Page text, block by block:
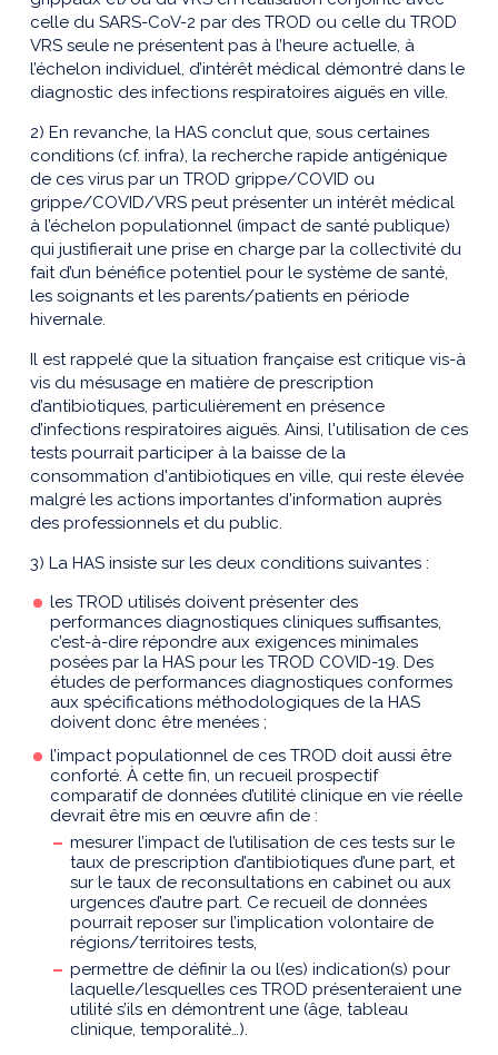
celle du SARS-CoV-2 par des TROD ou celle du TROD
VRS seule ne présentent pas à l’heure actuelle, à
l’échelon individuel, d’intérêt médical démontré dans le
diagnostic des infections respiratoires aiguës en ville.
2) En revanche, la HAS conclut que, sous certaines
conditions (cf. infra), la recherche rapide antigénique
de ces virus par un TROD grippe/COVID ou
grippe/COVID/VRS peut présenter un intérêt médical
à l’échelon populationnel (impact de santé publique)
qui justifierait une prise en charge par la collectivité du
fait d’un bénéfice potentiel pour le système de santé,
les soignants et les parents/patients en période
hivernale.
Il est rappelé que la situation française est critique vis-à
vis du mésusage en matière de prescription
d’antibiotiques, particulièrement en présence
d’infections respiratoires aiguës. Ainsi, l'utilisation de ces
tests pourrait participer à la baisse de la
consommation d'antibiotiques en ville, qui reste élevée
malgré les actions importantes d'information auprès
des professionnels et du public.
3) La HAS insiste sur les deux conditions suivantes :
les TROD utilisés doivent présenter des
performances diagnostiques cliniques suffisantes,
c’est-à-dire répondre aux exigences minimales
posées par la HAS pour les TROD COVID-19. Des
études de performances diagnostiques conformes
aux spécifications méthodologiques de la HAS
doivent donc être menées ;
l’impact populationnel de ces TROD doit aussi être
conforté. À cette fin, un recueil prospectif
comparatif de données d’utilité clinique en vie réelle
devrait être mis en œuvre afin de :
mesurer l’impact de l’utilisation de ces tests sur le
taux de prescription d’antibiotiques d’une part, et
sur le taux de reconsultations en cabinet ou aux
urgences d’autre part. Ce recueil de données
pourrait reposer sur l’implication volontaire de
régions/territoires tests,
permettre de définir la ou l(es) indication(s) pour
laquelle/lesquelles ces TROD présenteraient une
utilité s’ils en démontrent une (âge, tableau
clinique, temporalité…).